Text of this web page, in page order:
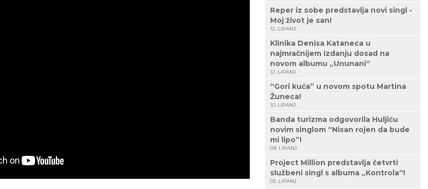
Reper iz sobe predstavlja novi singl -
Moj život je san!
12. LIPANJ
Klinika Denisa Kataneca u
najmračnijem izdanju dosad na
novom albumu „Ununani“
12. LIPANJ
“Gori kuća” u novom spotu Martina
Žuneca!
10. LIPANJ
Banda turizma odgovorila Huljiću
novim singlom “Nisan rojen da bude
mi lipo”!
09. LIPANJ
Project Million predstavlja četvrti
službeni singl s albuma „Kontrola“!
03. LIPANJ